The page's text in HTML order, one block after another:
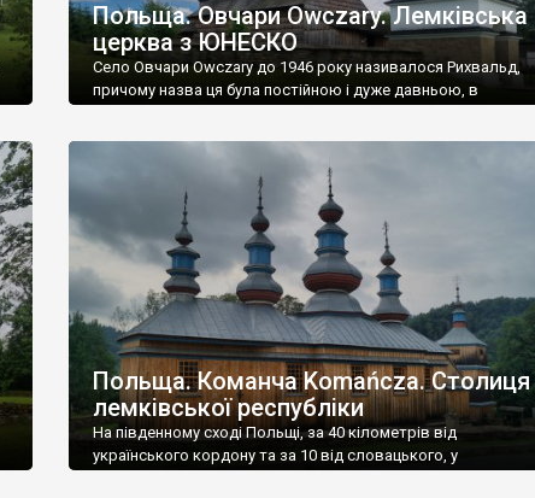
Польща. Овчари Owczary. Лемківська
церква з ЮНЕСКО
Село Овчари Owczary до 1946 року називалося Рихвальд,
причому назва ця була постійною і дуже давньою, в
перейменували. Овчари лежать у Горлицькому повіті
Підкарпатського воєводства. До України звідси 130 км, але
ці землі можна вважати українською етнічною територією,
Польща. Команча Komańcza. Столиця
лемківської республіки
На південному сході Польщі, за 40 кілометрів від
українського кордону та за 10 від словацького, у